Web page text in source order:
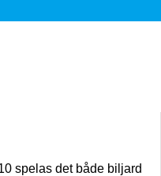
spelas det både biljard